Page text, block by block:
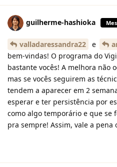
guilherme-hashioka
valladaressandra22 e
bem-vindas! O programa do
bastante vocês! A melhora não
mas se vocês seguirem as
tendem a aparecer em 2
esperar e ter persistência por
como algo temporário e que
pra sempre! Assim, vale a pena